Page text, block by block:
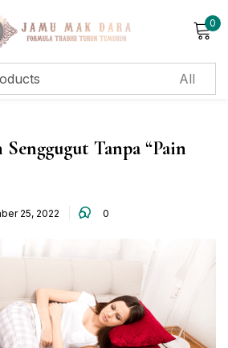
0
Tanpa “Pain
25, 2022 0
Sign in
Create an account